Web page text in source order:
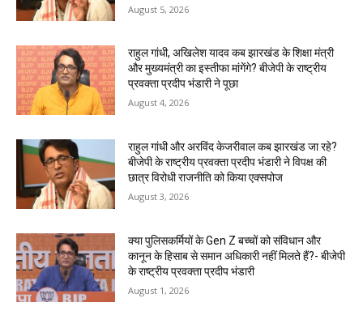
August 5, 2026
राहुल गांधी, अखिलेश यादव कब झारखंड के शिक्षा मंत्री
और मुख्यमंत्री का इस्तीफा मांगेंगे? बीजेपी के राष्ट्रीय
प्रवक्ता प्रदीप भंडारी ने पूछा
August 4, 2026
राहुल गांधी और अरविंद केजरीवाल कब झारखंड जा रहे?
बीजेपी के राष्ट्रीय प्रवक्ता प्रदीप भंडारी ने विपक्ष की
छात्र विरोधी राजनीति को किया एक्सपोज
August 3, 2026
क्या पुलिसकर्मियों के Gen Z बच्चों को संविधान और
कानून के हिसाब से समान अधिकारी नहीं मिलते हैं?- बीजेपी
के राष्ट्रीय प्रवक्ता प्रदीप भंडारी
August 1, 2026